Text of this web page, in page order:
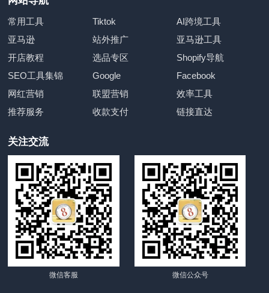
常用工具 Tiktok
AI跨境工具
亚马逊
站外推广
亚马逊工具
开店教程
选品专区
Shopify导航
SEO工具集锦
Google
Facebook
网红营销
联盟营销
效率工具
推荐服务
收款支付 链接直达
关注交流
微信客服 微信公众号